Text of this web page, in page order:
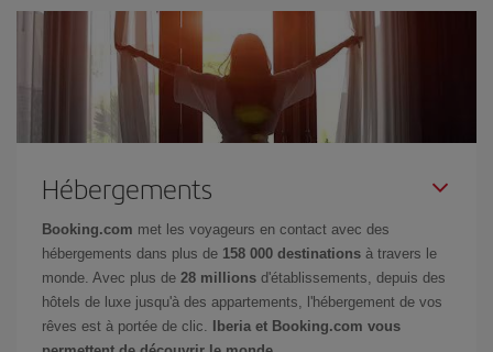
Hébergements
Booking.com met les voyageurs en contact avec des
hébergements dans plus de 158 000 destinations à travers le
monde. Avec plus de 28 millions d'établissements, depuis des
hôtels de luxe jusqu'à des appartements, l'hébergement de vos
rêves est à portée de clic.
Iberia et Booking.com vous